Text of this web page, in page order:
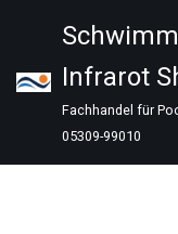
Inhalt
springen
Infrarot
Fachhandel für
05309-99010